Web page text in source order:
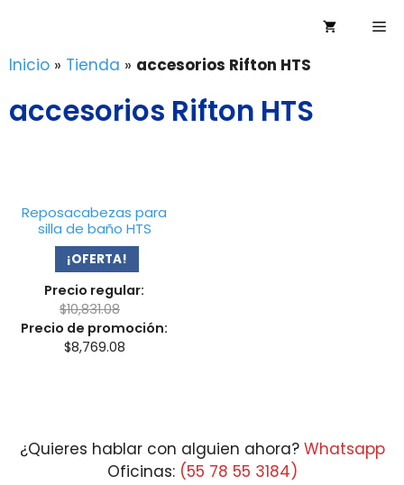
contenido
Inicio » Tienda » accesorios Rifton HTS
accesorios Rifton HTS
Reposacabezas para
silla de baño HTS
¡OFERTA!
Precio regular:
$10,831.08
Precio de promoción:
$8,769.08
¿Quieres hablar con alguien ahora? Whatsapp
Oficinas: (55 78 55 3184)